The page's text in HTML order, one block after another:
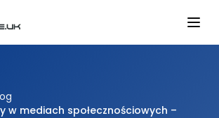
w mediach społecznościowych –